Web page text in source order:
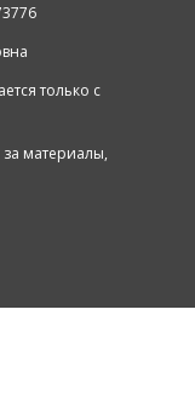
только с
за материалы,